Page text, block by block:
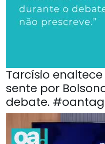
Tarcísio
sente por
debate.